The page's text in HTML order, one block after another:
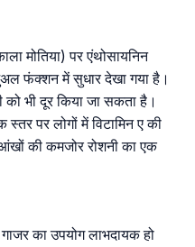
मोतिया) पर एंथोसायनिन
फंक्शन में सुधार देखा गया है।
को भी दूर किया जा सकता है।
पर लोगों में विटामिन ए की
की कमजोर रोशनी का एक
का उपयोग लाभदायक हो